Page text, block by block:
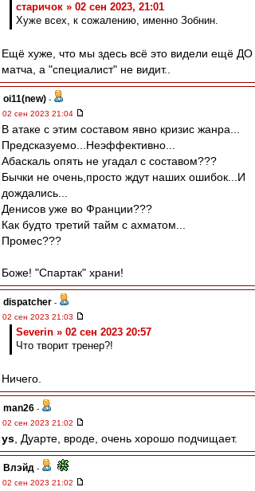
старичок » 02 сен 2023, 21:01
Хуже всех, к сожалению, именно Зобнин.
Ещё хуже, что мы здесь всё это видели ещё ДО
матча, а "специалист" не видит..
oi11(new) -
02 сен 2023 21:04
В атаке с этим составом явно кризис жанра...
Предсказуемо...Неэффективно...
Абаскаль опять не угадал с составом???
Бычки не очень,просто ждут наших ошибок...И
дождались...
Денисов уже во Франции???
Как будто третий тайм с ахматом...
Промес???
Боже! "Спартак" храни!
dispatcher -
02 сен 2023 21:03
Severin » 02 сен 2023 20:57
Что творит тренер?!
Ничего.
man26 -
02 сен 2023 21:02
ys , Дуарте, вроде, очень хорошо подчищает.
Влэйд -
02 сен 2023 21:02